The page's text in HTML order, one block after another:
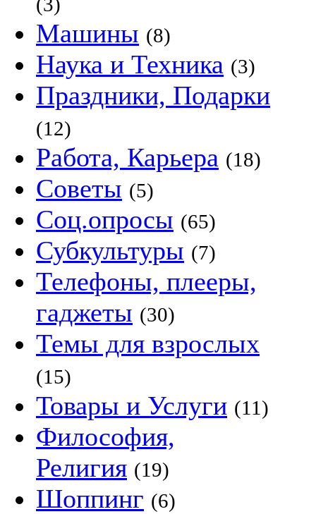
Машины (8)
Наука и Техника (3)
Праздники, Подарки
(12)
Работа, Карьера (18)
Советы (5)
Соц.опросы (65)
Субкультуры (7)
Телефоны, плееры,
гаджеты (30)
Темы для взрослых
(15)
Товары и Услуги (11)
Философия,
Религия (19)
Шоппинг (6)